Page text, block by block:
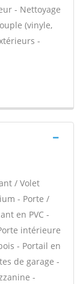
- Nettoyage
(vinyle,
-
/ Volet
- Porte /
en PVC -
intérieure
- Portail en
de garage -
-